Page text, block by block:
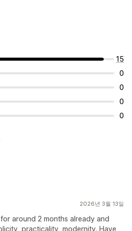
15
0
0
0
0
2026년 3월 13일
around 2 months already and
practicality, modernity. Have